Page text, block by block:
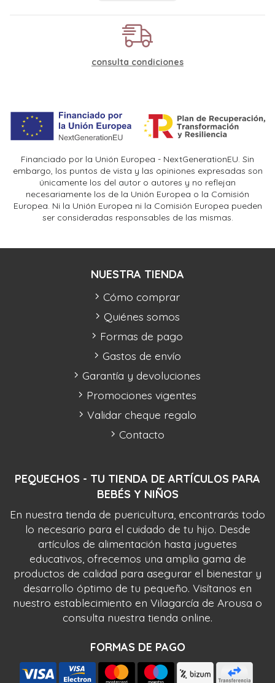
consulta condiciones
Financiado por la Unión Europea - NextGenerationEU. Sin
embargo, los puntos de vista y las opiniones expresadas son
únicamente los del autor o autores y no reflejan
necesariamente los de la Unión Europea o la Comisión
Europea. Ni la Unión Europea ni la Comisión Europea pueden
ser consideradas responsables de las mismas.
PEQUECHOS - TU TIENDA DE ARTÍCULOS PARA
BEBÉS Y NIÑOS
En nuestra tienda de puericultura, encontrarás todo
lo necesario para el cuidado de tu hijo. Desde
artículos de alimentación hasta juguetes
educativos, ofrecemos una amplia gama de
productos de calidad para asegurar el bienestar y
desarrollo óptimo de tu pequeño. Visítanos en
nuestro establecimiento en Vilagarcía de Arousa o
consulta nuestra tienda online.
FORMAS DE PAGO
NUESTRA TIENDA
Cómo comprar
Quiénes somos
Formas de pago
Gastos de envío
Garantía y devoluciones
Promociones vigentes
Validar cheque regalo
Contacto